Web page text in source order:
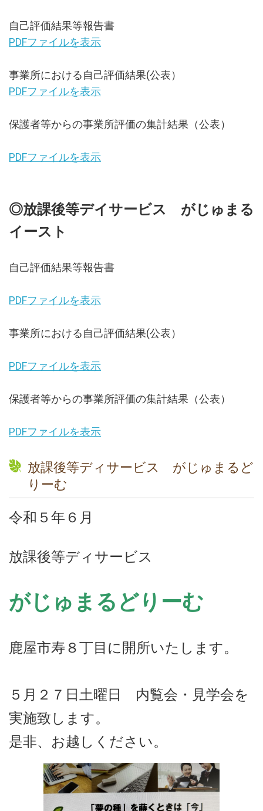
自己評価結果等報告書
PDFファイルを表示
事業所における自己評価結果(公表）
PDFファイルを表示
保護者等からの事業所評価の集計結果（公表）
PDFファイルを表示
◎放課後等デイサービス がじゅまる
イースト
自己評価結果等報告書
PDFファイルを表示
事業所における自己評価結果(公表）
PDFファイルを表示
保護者等からの事業所評価の集計結果（公表）
PDFファイルを表示
放課後等ディサービス がじゅまるど
りーむ
令和５年６月
放課後等ディサービス
がじゅまるどりーむ
鹿屋市寿８丁目に開所いたします。
５月２７日土曜日 内覧会・見学会を
実施致します。
是非、お越しください。